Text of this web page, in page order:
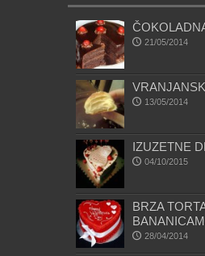
21/05/2014
13/05/2014
IZUZETNE
04/10/2015
BRZA
28/04/2014